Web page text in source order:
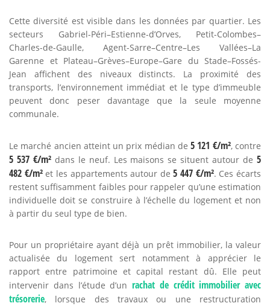
Cette diversité est visible dans les données par quartier. Les
secteurs Gabriel-Péri–Estienne-d’Orves, Petit-Colombes–
Charles-de-Gaulle, Agent-Sarre–Centre–Les Vallées–La
Garenne et Plateau–Grèves–Europe–Gare du Stade–Fossés-
Jean affichent des niveaux distincts. La proximité des
transports, l’environnement immédiat et le type d’immeuble
peuvent donc peser davantage que la seule moyenne
communale.
Le marché ancien atteint un prix médian de5 121 €/m², contre
5 537 €/m²dans le neuf. Les maisons se situent autour de5
482 €/m²et les appartements autour de5 447 €/m². Ces écarts
restent suffisamment faibles pour rappeler qu’une estimation
individuelle doit se construire à l’échelle du logement et non
à partir du seul type de bien.
Pour un propriétaire ayant déjà un prêt immobilier, la valeur
actualisée du logement sert notamment à apprécier le
rapport entre patrimoine et capital restant dû. Elle peut
intervenir dans l’étude d’un rachat de crédit immobilier avec
trésorerie, lorsque des travaux ou une restructuration